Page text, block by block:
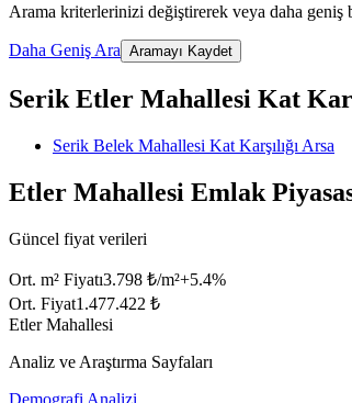
Arama kriterlerinizi değiştirerek veya daha
Daha Geniş Ara Aramayı Kaydet
Serik Etler Mahallesi Kat
Serik Belek Mahallesi Kat Karşılığı Arsa
Etler Mahallesi Emlak
Güncel fiyat verileri
Ort. m² Fiyatı3.798 ₺/m²+5.4%
Ort. Fiyat1.477.422 ₺
Etler Mahallesi
Analiz ve Araştırma Sayfaları
Demografi Analizi